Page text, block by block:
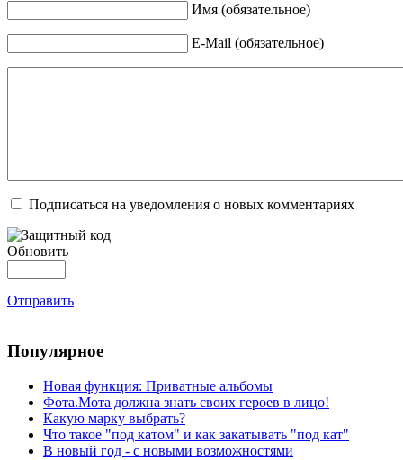
Имя (обязательное)
E-Mail (обязательное)
Подписаться на уведомления о новых комментариях
Обновить
Отправить
Популярное
Новая функция: Приватные альбомы
Фота.Мота должна знать своих героев в лицо!
Какую марку выбрать?
Что такое "под катом" и как закатывать "под кат"
В новый год - с новыми возможностями